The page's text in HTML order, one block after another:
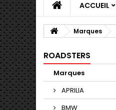
ACCUEIL
Marques
ROADSTERS
Marques
APRILIA
BMW